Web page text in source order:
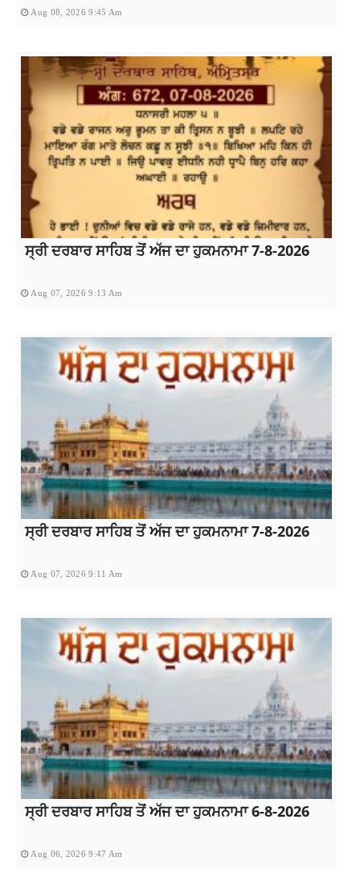
Aug 08, 2026 9:45 Am
ਸ੍ਰੀ ਦਰਬਾਰ ਸਾਹਿਬ ਤੋਂ ਅੱਜ ਦਾ ਹੁਕਮਨਾਮਾ 7-8-2026
Aug 07, 2026 9:13 Am
ਸ੍ਰੀ ਦਰਬਾਰ ਸਾਹਿਬ ਤੋਂ ਅੱਜ ਦਾ ਹੁਕਮਨਾਮਾ 7-8-2026
Aug 07, 2026 9:11 Am
ਸ੍ਰੀ ਦਰਬਾਰ ਸਾਹਿਬ ਤੋਂ ਅੱਜ ਦਾ ਹੁਕਮਨਾਮਾ 6-8-2026
Aug 06, 2026 9:47 Am